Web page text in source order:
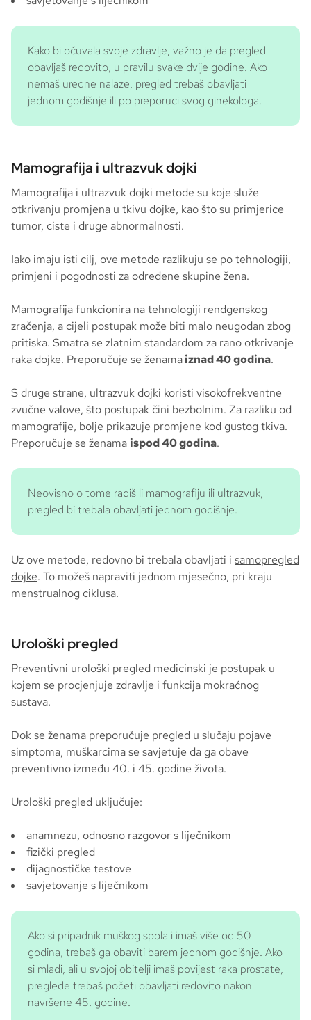
Kako bi očuvala svoje zdravlje, važno je da pregled
obavljaš redovito, u pravilu svake dvije godine. Ako
nemaš uredne nalaze, pregled trebaš obavljati
jednom godišnje ili po preporuci svog ginekologa.
Mamografija i ultrazvuk dojki
Mamografija i ultrazvuk dojki metode su koje služe
otkrivanju promjena u tkivu dojke, kao što su primjerice
tumor, ciste i druge abnormalnosti.
Iako imaju isti cilj, ove metode razlikuju se po tehnologiji,
primjeni i pogodnosti za određene skupine žena.
Mamografija funkcionira na tehnologiji rendgenskog
zračenja, a cijeli postupak može biti malo neugodan zbog
pritiska. Smatra se zlatnim standardom za rano otkrivanje
raka dojke. Preporučuje se ženamaiznad 40 godina.
S druge strane, ultrazvuk dojki koristi visokofrekventne
zvučne valove, što postupak čini bezbolnim. Za razliku od
mamografije, bolje prikazuje promjene kod gustog tkiva.
Preporučuje se ženama ispod 40 godina.
Neovisno o tome radiš li mamografiju ili ultrazvuk,
pregled bi trebala obavljati jednom godišnje.
Uz ove metode, redovno bi trebala obavljati i samopregled
dojke. To možeš napraviti jednom mjesečno, pri kraju
menstrualnog ciklusa.
Urološki pregled
Preventivni urološki pregled medicinski je postupak u
kojem se procjenjuje zdravlje i funkcija mokraćnog
sustava.
Dok se ženama preporučuje pregled u slučaju pojave
simptoma, muškarcima se savjetuje da ga obave
preventivno između 40. i 45. godine života.
Urološki pregled uključuje:
anamnezu, odnosno razgovor s liječnikom
fizički pregled
dijagnostičke testove
savjetovanje s liječnikom
Ako si pripadnik muškog spola i imaš više od 50
godina, trebaš ga obaviti barem jednom godišnje. Ako
si mlađi, ali u svojoj obitelji imaš povijest raka prostate,
preglede trebaš početi obavljati redovito nakon
navršene 45. godine.